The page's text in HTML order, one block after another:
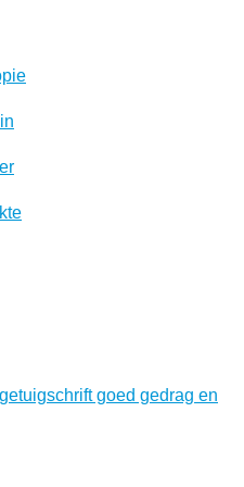
goed gedrag en